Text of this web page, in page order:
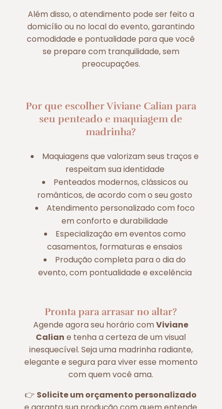
Além disso, o atendimento pode ser feito a
domicílio ou no local do evento, garantindo
comodidade e pontualidade para que você
se prepare com tranquilidade, sem
preocupações.
Por que escolher Viviane Calian para
seu penteado e maquiagem de
madrinha?
Maquiagens que valorizam seus traços e
respeitam sua identidade
Penteados modernos, clássicos ou
românticos, de acordo com o seu gosto
Atendimento personalizado com foco
em conforto e durabilidade
Especialização em eventos como
casamentos, formaturas e ensaios
Produção completa para o dia do
evento, com pontualidade e excelência
Pronta para arrasar no altar?
Agende agora seu horário comViviane
Calian e tenha a certeza de um visual
inesquecível. Seja uma madrinha radiante,
elegante e segura para viver esse momento
com quem você ama.
👉 Solicite um orçamento personalizado